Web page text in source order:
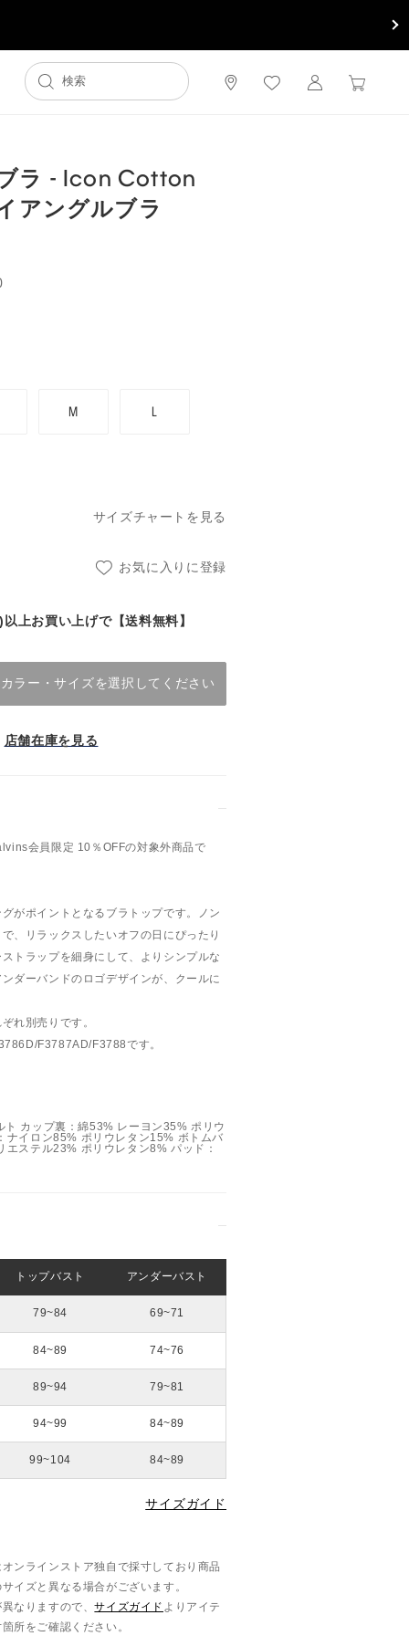
ラ - Icon Cotton
アングルブラ
M L
サイズチャートを見る
お気に入りに登録
上お買い上げで【送料無料】
カラー・サイズを選択してください
店舗在庫を見る
会員限定 10％OFFの対象外商品で
がポイントとなるブラトップです。ノン
、リラックスしたいオフの日にぴったり
トラップを細身にして、よりシンプルな
ダーバンドのロゴデザインが、クールに
れ別売りです。
F3787AD/F3788です。
ト カップ裏：綿53% レーヨン35% ポリウ
ナイロン85% ポリウレタン15% ボトムバ
エステル23% ポリウレタン8% パッド：
トップバスト アンダーバスト
79~84 69~71
84~89 74~76
89~94 79~81
94~99 84~89
99~104 84~89
サイズガイド
ンラインストア独自で採寸しており商品
イズと異なる場合がございます。
なりますので、サイズガイド よりアイテ
所をご確認ください。